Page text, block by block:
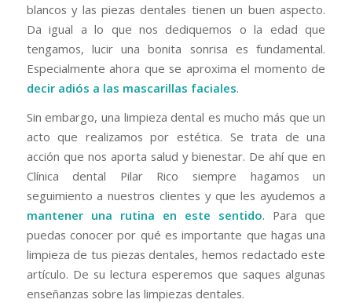
blancos y las piezas dentales tienen un buen aspecto.
Da igual a lo que nos dediquemos o la edad que
tengamos, lucir una bonita sonrisa es fundamental.
Especialmente ahora que se aproxima el momento de
decir adiós a las mascarillas faciales.
Sin embargo, una limpieza dental es mucho más que un
acto que realizamos por estética. Se trata de una
acción que nos aporta salud y bienestar. De ahí que en
Clínica dental Pilar Rico siempre hagamos un
seguimiento a nuestros clientes y que les ayudemos a
mantener una rutina en este sentido. Para que
puedas conocer por qué es importante que hagas una
limpieza de tus piezas dentales, hemos redactado este
artículo. De su lectura esperemos que saques algunas
enseñanzas sobre las limpiezas dentales.